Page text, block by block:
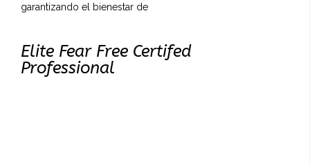
garantizando el bienestar de
Elite Fear Free Certifed
Professional